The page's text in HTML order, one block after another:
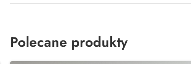
Polecane produkty